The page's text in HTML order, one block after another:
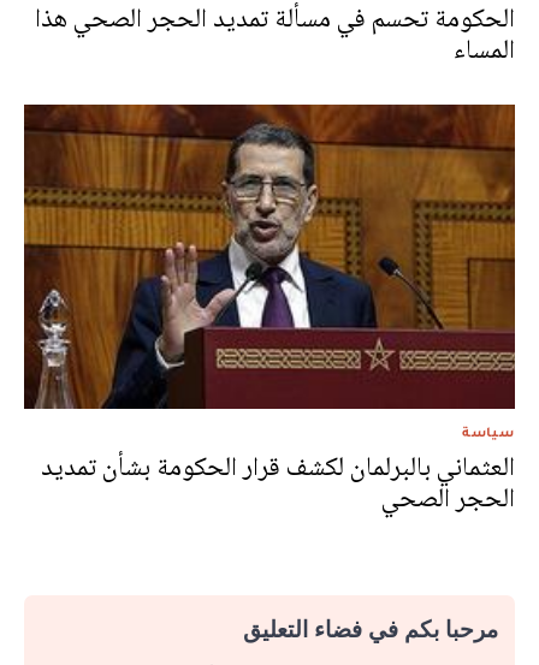
الحكومة تحسم في مسألة تمديد الحجر الصحي هذا
المساء
سياسة
العثماني بالبرلمان لكشف قرار الحكومة بشأن تمديد
الحجر الصحي
مرحبا بكم في فضاء التعليق